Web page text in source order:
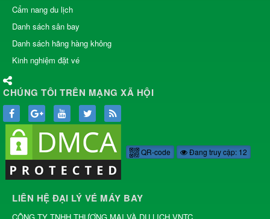
Cẩm nang du lịch
Danh sách sân bay
Danh sách hãng hàng không
Kinh nghiệm đặt vé
CHÚNG TÔI TRÊN MẠNG XÃ HỘI
QR-code Đang truy cập: 12
LIÊN HỆ ĐẠI LÝ VÉ MÁY BAY
CÔNG TY TNHH THƯƠNG MẠI VÀ DU LỊCH VNTC